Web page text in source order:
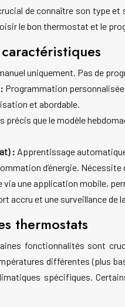
de connaître son type
le bon thermostat et le
uniquement. Pas de
Programmation
et abordable.
précis que le modèle
: Apprentissage
d’énergie.
via une application mobile,
accru et une surveillance de
thermostats
fonctionnalités sont
différentes (plus
spécifiques.